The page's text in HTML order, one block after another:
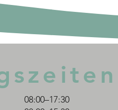
und
08:00–17:30